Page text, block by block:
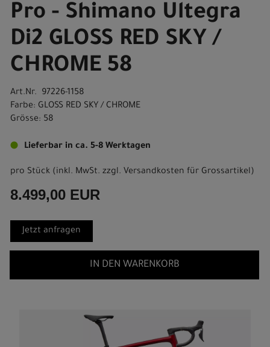
Pro - Shimano Ultegra
Di2 GLOSS RED SKY /
CHROME 58
Art.Nr. 97226-1158
Farbe: GLOSS RED SKY / CHROME
Grösse: 58
Lieferbar in ca. 5-8 Werktagen
pro Stück (inkl. MwSt. zzgl. Versandkosten für Grossartikel)
8.499,00 EUR
Jetzt anfragen
IN DEN WARENKORB